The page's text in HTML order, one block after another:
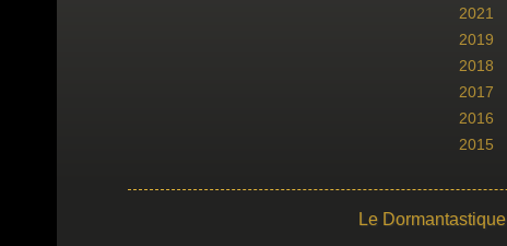
2021
2019
2018
2017
2016
2015
Le Dormantastique